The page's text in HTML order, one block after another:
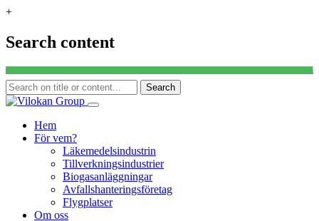
+
Search content
Search
Hoppa
innehållHem
För vem?
Läkemedelsindustrin
Tillverkningsindustrier
Biogasanläggningar
Avfallshanteringsföretag
Flygplatser
Om oss